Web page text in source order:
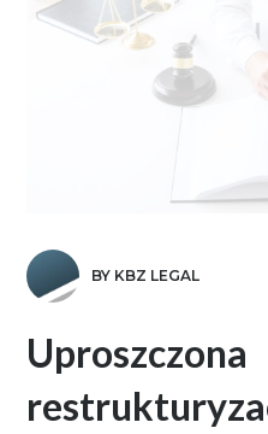
BY KBZ LEGAL
Uproszczona